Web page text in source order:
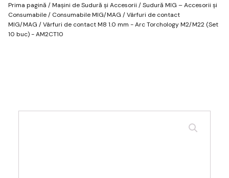
Prima pagină /Mașini de Sudură și Accesorii /Sudură MIG – Accesorii și
Consumabile/ Consumabile MIG/MAG /Vârfuri de contact
MIG/MAG / Vârfuri de contact M8 1.0 mm - Arc Torchology M2/M22 (Set
10 buc) - AM2CT10